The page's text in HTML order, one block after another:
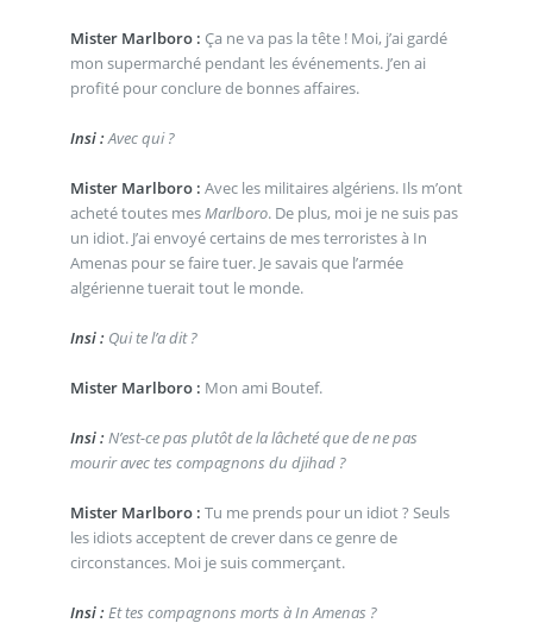
Mister Marlboro : Ça ne va pas la tête ! Moi, j’ai gardé
mon supermarché pendant les événements. J’en ai
profité pour conclure de bonnes affaires.
Insi :Avec qui ?
Mister Marlboro : Avec les militaires algériens. Ils m’ont
acheté toutes mesMarlboro. De plus, moi je ne suis pas
un idiot. J’ai envoyé certains de mes terroristes à In
Amenas pour se faire tuer. Je savais que l’armée
algérienne tuerait tout le monde.
Insi : Qui te l’a dit ?
Mister Marlboro : Mon ami Boutef.
Insi : N’est-ce pas plutôt de la lâcheté que de ne pas
mourir avec tes compagnons du djihad ?
Mister Marlboro : Tu me prends pour un idiot ? Seuls
les idiots acceptent de crever dans ce genre de
circonstances. Moi je suis commerçant.
Insi : Et tes compagnons morts à In Amenas ?